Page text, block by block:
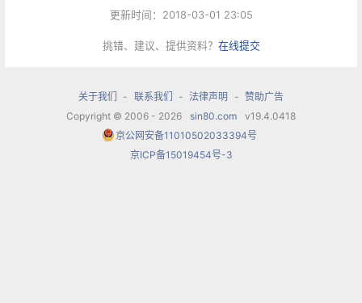
更新时间：2018-03-01 23:05
挑错、建议、提供资料？ 在线提交
关于我们 - 联系我们 - 法律声明 - 赞助广告
Copyright © 2006 - 2026
sin80.com
v19.4.0418
京公网安备11010502033394号
京ICP备15019454号-3